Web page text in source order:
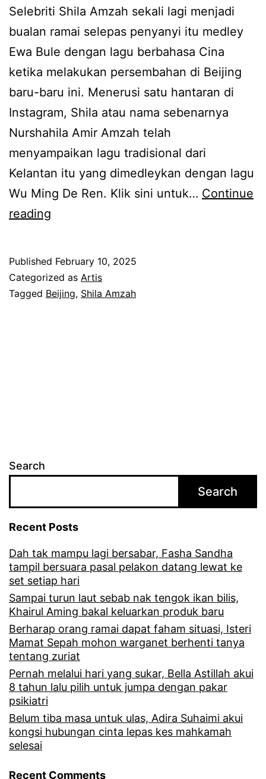
Selebriti Shila Amzah sekali lagi menjadi
bualan ramai selepas penyanyi itu medley
Ewa Bule dengan lagu berbahasa Cina
ketika melakukan persembahan di Beijing
baru-baru ini. Menerusi satu hantaran di
Instagram, Shila atau nama sebenarnya
Nurshahila Amir Amzah telah
menyampaikan lagu tradisional dari
Kelantan itu yang dimedleykan dengan lagu
Wu Ming De Ren. Klik sini untuk… Continue
reading
t
p
a
n
y
a
n
y
i
l
g
u
Published February 10, 2025
Categorized as Artis
Tagged Beijing, Shila Amzah
Search
Search
Recent Posts
Dah tak mampu lagi bersabar, Fasha Sandha
tampil bersuara pasal pelakon datang lewat ke
set setiap hari
Sampai turun laut sebab nak tengok ikan bilis,
Khairul Aming bakal keluarkan produk baru
Berharap orang ramai dapat faham situasi, Isteri
Mamat Sepah mohon warganet berhenti tanya
tentang zuriat
Pernah melalui hari yang sukar, Bella Astillah akui
8 tahun lalu pilih untuk jumpa dengan pakar
psikiatri
Belum tiba masa untuk ulas, Adira Suhaimi akui
kongsi hubungan cinta lepas kes mahkamah
selesai
Recent Comments